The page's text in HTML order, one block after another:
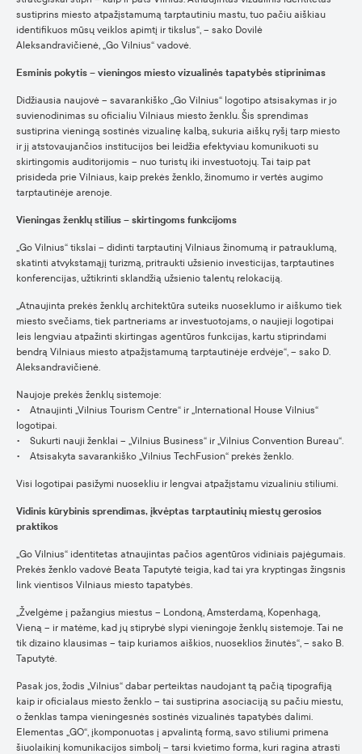
sustiprins miesto atpažįstamumą tarptautiniu mastu, tuo pačiu aiškiau
identifikuos mūsų veiklos apimtį ir tikslus“, – sako Dovilė
Aleksandravičienė, „Go Vilnius“ vadovė.
Esminis pokytis – vieningos miesto vizualinės tapatybės stiprinimas
Didžiausia naujovė – savarankiško „Go Vilnius“ logotipo atsisakymas ir jo
suvienodinimas su oficialiu Vilniaus miesto ženklu. Šis sprendimas
sustiprina vieningą sostinės vizualinę kalbą, sukuria aiškų ryšį tarp miesto
ir jį atstovaujančios institucijos bei leidžia efektyviau komunikuoti su
skirtingomis auditorijomis – nuo turistų iki investuotojų. Tai taip pat
prisideda prie Vilniaus, kaip prekės ženklo, žinomumo ir vertės augimo
tarptautinėje arenoje.
Vieningas ženklų stilius – skirtingoms funkcijoms
„Go Vilnius“ tikslai – didinti tarptautinį Vilniaus žinomumą ir patrauklumą,
skatinti atvykstamąjį turizmą, pritraukti užsienio investicijas, tarptautines
konferencijas, užtikrinti sklandžią užsienio talentų relokaciją.
„Atnaujinta prekės ženklų architektūra suteiks nuoseklumo ir aiškumo tiek
miesto svečiams, tiek partneriams ar investuotojams, o naujieji logotipai
leis lengviau atpažinti skirtingas agentūros funkcijas, kartu stiprindami
bendrą Vilniaus miesto atpažįstamumą tarptautinėje erdvėje“, – sako D.
Aleksandravičienė.
Naujoje prekės ženklų sistemoje:
• Atnaujinti „Vilnius Tourism Centre“ ir „International House Vilnius“
logotipai.
• Sukurti nauji ženklai – „Vilnius Business“ ir „Vilnius Convention Bureau“.
• Atsisakyta savarankiško „Vilnius TechFusion“ prekės ženklo.
Visi logotipai pasižymi nuosekliu ir lengvai atpažįstamu vizualiniu stiliumi.
Vidinis kūrybinis sprendimas, įkvėptas tarptautinių miestų gerosios
praktikos
„Go Vilnius“ identitetas atnaujintas pačios agentūros vidiniais pajėgumais.
Prekės ženklo vadovė Beata Taputytė teigia, kad tai yra kryptingas žingsnis
link vientisos Vilniaus miesto tapatybės.
„Žvelgėme į pažangius miestus – Londoną, Amsterdamą, Kopenhagą,
Vieną – ir matėme, kad jų stiprybė slypi vieningoje ženklų sistemoje. Tai ne
tik dizaino klausimas – taip kuriamos aiškios, nuoseklios žinutės“, – sako B.
Taputytė.
Pasak jos, žodis „Vilnius“ dabar perteiktas naudojant tą pačią tipografiją
kaip ir oficialaus miesto ženklo – tai sustiprina asociaciją su pačiu miestu,
o ženklas tampa vieningesnės sostinės vizualinės tapatybės dalimi.
Elementas „GO“, įkomponuotas į apvalintą formą, savo stiliumi primena
šiuolaikinį komunikacijos simbolį – tarsi kvietimo forma, kuri ragina atrasti